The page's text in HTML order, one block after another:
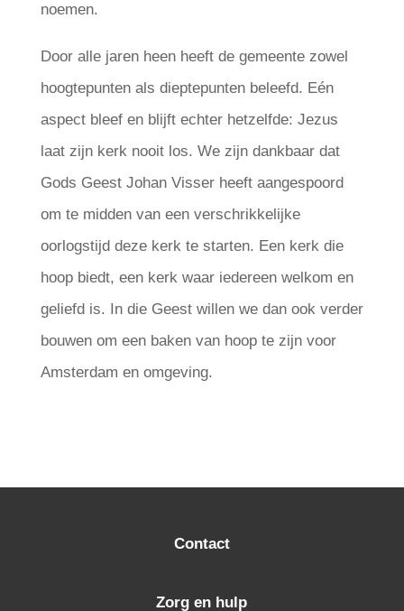
noemen.
Door alle jaren heen heeft de gemeente zowel
hoogtepunten als dieptepunten beleefd. Eén
aspect bleef en blijft echter hetzelfde: Jezus
laat zijn kerk nooit los. We zijn dankbaar dat
Gods Geest Johan Visser heeft aangespoord
om te midden van een verschrikkelijke
oorlogstijd deze kerk te starten. Een kerk die
hoop biedt, een kerk waar iedereen welkom en
geliefd is. In die Geest willen we dan ook verder
bouwen om een baken van hoop te zijn voor
Amsterdam en omgeving.
Contact
Zorg en hulp